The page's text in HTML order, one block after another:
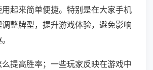
起来简单便捷。特别是在大家手机
整牌型，提升游戏体验，避免影响
提高胜率；一些玩家反映在游戏中